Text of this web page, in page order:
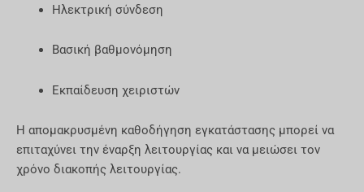
Ηλεκτρική σύνδεση
Βασική βαθμονόμηση
Εκπαίδευση χειριστών
Η απομακρυσμένη καθοδήγηση εγκατάστασης μπορεί να
επιταχύνει την έναρξη λειτουργίας και να μειώσει τον
χρόνο διακοπής λειτουργίας.